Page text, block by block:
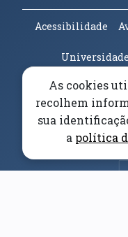
Acessibilidade
Parceiros e
As cookies
recolhem
sua
a política